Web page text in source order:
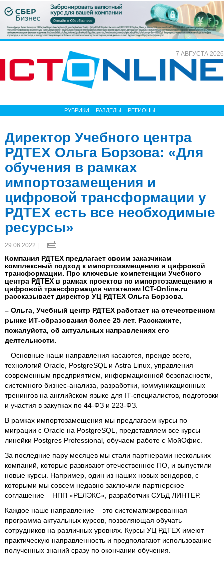
7 АВГУСТА 2026
РУБРИКИ РАЗДЕЛЫ РЕГИОНЫ
Директор Учебного центра
РДТЕХ Ольга Борзова: «Для
обучения в рамках
импортозамещения и
цифровой трансформации у
РДТЕХ есть все необходимые
ресурсы»
29.06.2022 |
Компания РДТЕХ предлагает своим заказчикам
комплексный подход к импортозамещению и цифровой
трансформации. Про ключевые компетенции Учебного
центра РДТЕХ в рамках проектов по импортозамещению и
цифровой трансформации читателям ICT-Online.ru
рассказывает директор УЦ РДТЕХ Ольга Борзова.
– Ольга, Учебный центр РДТЕХ работает на отечественном
рынке ИТ-образования более 25 лет. Расскажите,
пожалуйста, об актуальных направлениях его
деятельности.
– Основные наши направления касаются, прежде всего,
технологий Oracle, PostgreSQL и Astra Linux, управления
современным предприятием, информационной безопасности,
системного бизнес-анализа, разработки, коммуникационных
тренингов на английском языке для IT-специалистов, подготовки
и участия в закупках по 44-ФЗ и 223-ФЗ.
В рамках импортозамещения мы предлагаем курсы по
миграции с Oracle на PostgreSQL, представляем все курсы
линейки Postgres Professional, обучаем работе с МойОфис.
За последние пару месяцев мы стали партнерами нескольких
компаний, которые развивают отечественное ПО, и выпустили
новые курсы. Например, один из наших новых вендоров, с
которыми мы совсем недавно заключили партнерское
соглашение – НПП «РЕЛЭКС», разработчик СУБД ЛИНТЕР.
Каждое наше направление – это систематизированная
программа актуальных курсов, позволяющая обучать
сотрудников на различных уровнях. Курсы УЦ РДТЕХ имеют
практическую направленность и предполагают использование
полученных знаний сразу по окончании обучения.